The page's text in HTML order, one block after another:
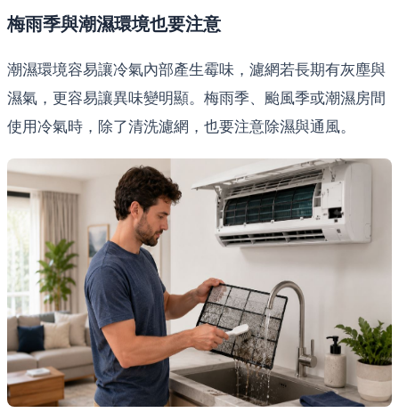
梅雨季與潮濕環境也要注意
潮濕環境容易讓冷氣內部產生霉味，濾網若長期有灰塵與
濕氣，更容易讓異味變明顯。梅雨季、颱風季或潮濕房間
使用冷氣時，除了清洗濾網，也要注意除濕與通風。